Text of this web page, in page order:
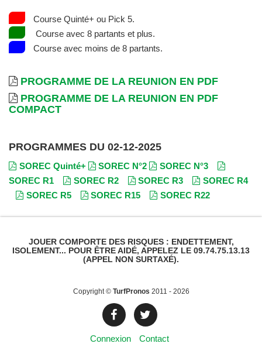
Course Quinté+ ou Pick 5.
Course avec 8 partants et plus.
Course avec moins de 8 partants.
PROGRAMME DE LA REUNION EN PDF
PROGRAMME DE LA REUNION EN PDF
COMPACT
PROGRAMMES DU 02-12-2025
SOREC Quinté+ SOREC N°2
SOREC N°3
SOREC R1
SOREC R2 SOREC R3
SOREC R4
SOREC R5
SOREC R15 SOREC R22
JOUER COMPORTE DES RISQUES : ENDETTEMENT,
ISOLEMENT... POUR ÊTRE AIDÉ, APPELEZ LE 09.74.75.13.13
(APPEL NON SURTAXÉ).
Copyright © TurfPronos 2011 - 2026
Connexion Contact